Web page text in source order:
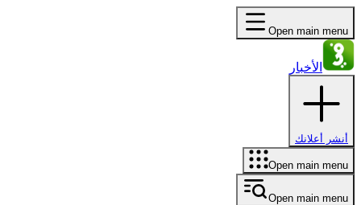
Open main menu
الأخبار
أنشر أعلانك
Open main menu
Open main menu